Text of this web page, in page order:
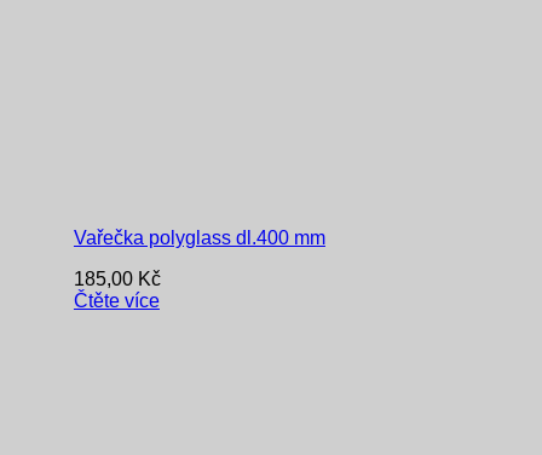
Vařečka polyglass dl.400 mm
185,00 Kč
Čtěte více